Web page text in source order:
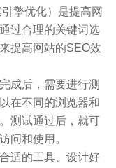
擎优化）是提高网
过合理的关键词选
提高网站的SEO效
成后，需要进行测
在不同的浏览器和
测试通过后，就可
问和使用。
适的工具、设计好